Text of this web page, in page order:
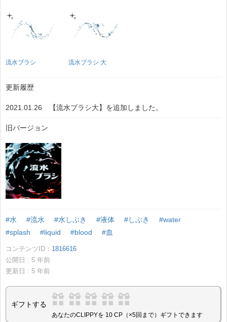
流水ブラシ 流水ブラシ 大
更新履歴
2021.01.26 【流水ブラシ大】を追加しました。
旧バージョン
#水 #流水 #水しぶき #液体 #しぶき
#water
#splash
#liquid #blood #血
コンテンツID： 1816616
公開日 : 5 年前
更新日 : 5 年前
ギフトする
あなたのCLIPPYを 10 CP（×5回まで）ギフトできます